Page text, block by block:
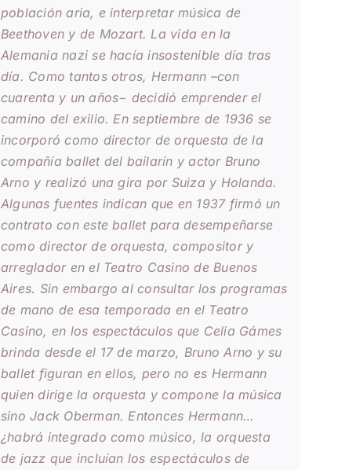
población aria, e interpretar música de
Beethoven y de Mozart. La vida en la
Alemania nazi se hacía insostenible día tras
día. Como tantos otros, Hermann –con
cuarenta y un años− decidió emprender el
camino del exilio. En septiembre de 1936 se
incorporó como director de orquesta de la
compañía ballet del bailarín y actor Bruno
Arno y realizó una gira por Suiza y Holanda.
Algunas fuentes indican que en 1937 firmó un
contrato con este ballet para desempeñarse
como director de orquesta, compositor y
arreglador en el Teatro Casino de Buenos
Aires. Sin embargo al consultar los programas
de mano de esa temporada en el Teatro
Casino, en los espectáculos que Celia Gámes
brinda desde el 17 de marzo, Bruno Arno y su
ballet figuran en ellos, pero no es Hermann
quien dirige la orquesta y compone la música
sino Jack Oberman. Entonces Hermann…
¿habrá integrado como músico, la orquesta
de jazz que incluían los espectáculos de